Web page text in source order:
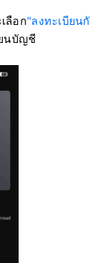
ลือก"ลงทะเบียนกั
นบัญชี